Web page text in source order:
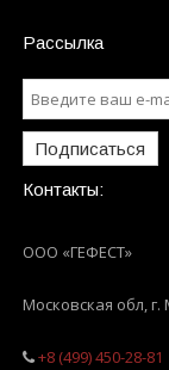
Рассылка
Подписаться
Контакты:
ООО «ГЕФЕСТ»
Московская обл,
+8 (499) 450-28-81